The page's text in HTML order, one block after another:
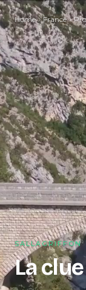
Home France
SALLAGRIFFON
La